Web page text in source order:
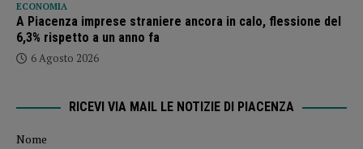
ECONOMIA
A Piacenza imprese straniere ancora in calo, flessione del
6,3% rispetto a un anno fa
6 Agosto 2026
RICEVI VIA MAIL LE NOTIZIE DI PIACENZA
Nome